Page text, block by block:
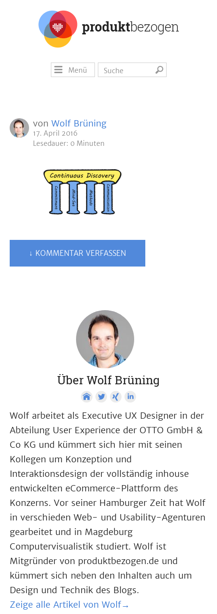
Menü
von Wolf Brüning
17. April 2016
Lesedauer: 0 Minuten
↓ KOMMENTAR VERFASSEN
Über Wolf Brüning
Wolf arbeitet als Executive UX Designer in der
Abteilung User Experience der OTTO GmbH &
Co KG und kümmert sich hier mit seinen
Kollegen um Konzeption und
Interaktionsdesign der vollständig inhouse
entwickelten eCommerce-Plattform des
Konzerns. Vor seiner Hamburger Zeit hat Wolf
in verschieden Web- und Usability-Agenturen
gearbeitet und in Magdeburg
Computervisualistik studiert. Wolf ist
Mitgründer von produktbezogen.de und
kümmert sich neben den Inhalten auch um
Design und Technik des Blogs.
Zeige alle Artikel von Wolf→